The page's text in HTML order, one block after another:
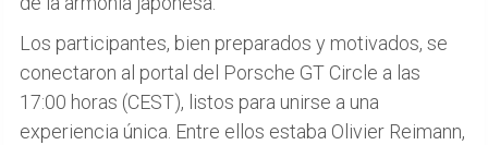
Los participantes, bien preparados y motivados, se
conectaron al portal del Porsche GT Circle a las
17:00 horas (CEST), listos para unirse a una
experiencia única. Entre ellos estaba Olivier Reimann,